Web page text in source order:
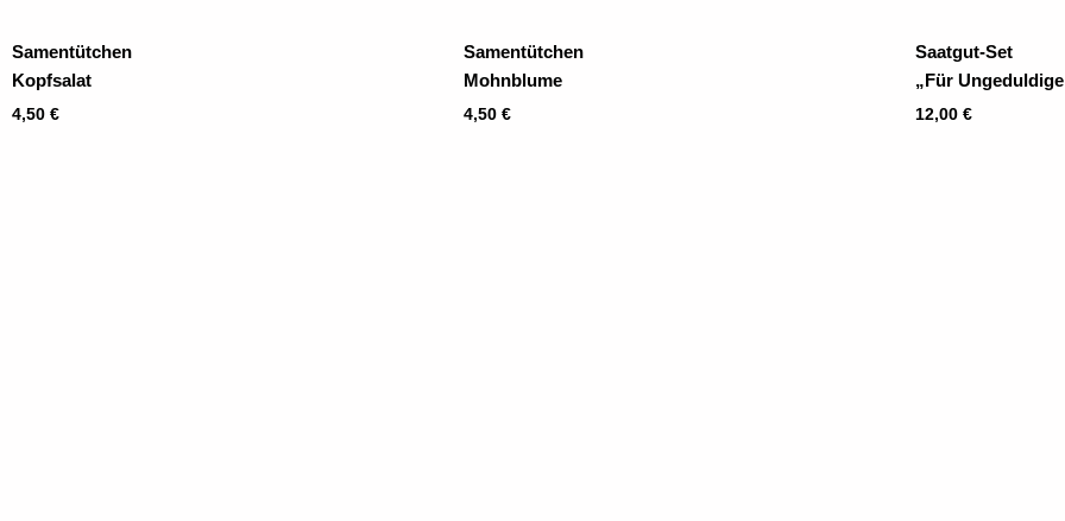
Samentütchen
Kopfsalat
4,50 €
Samentütchen
Mohnblume
4,50 €
Saatgut-Set
„Für
12,00 €